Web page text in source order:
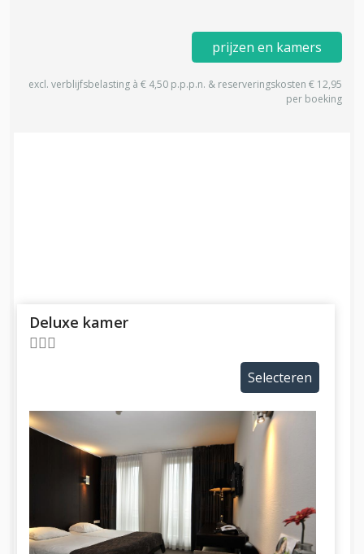
prijzen en kamers
excl. verblijfsbelasting à € 4,50 p.p.p.n. & reserveringskosten € 12,95
per boeking
Deluxe kamer
Selecteren